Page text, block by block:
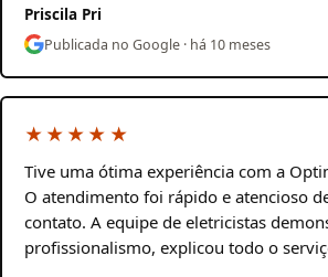
Priscila Pri
Publicada no Google · há 10 meses
★★★★★
Tive uma ótima experiência com a
O atendimento foi rápido e atencioso
contato. A equipe de eletricistas
profissionalismo, explicou todo o